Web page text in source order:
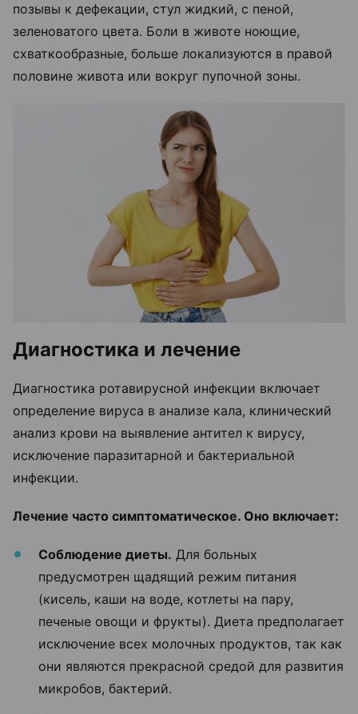
позывы к дефекации, стул жидкий, с пеной,
зеленоватого цвета. Боли в животе ноющие,
схваткообразные, больше локализуются в правой
половине живота или вокруг пупочной зоны.
Диагностика и лечение
Диагностика ротавирусной инфекции включает
определение вируса в анализе кала, клинический
анализ крови на выявление антител к вирусу,
исключение паразитарной и бактериальной
инфекции.
Лечение часто симптоматическое. Оно включает:
Соблюдение диеты. Для больных
предусмотрен щадящий режим питания
(кисель, каши на воде, котлеты на пару,
печеные овощи и фрукты). Диета предполагает
исключение всех молочных продуктов, так как
они являются прекрасной средой для развития
микробов, бактерий.